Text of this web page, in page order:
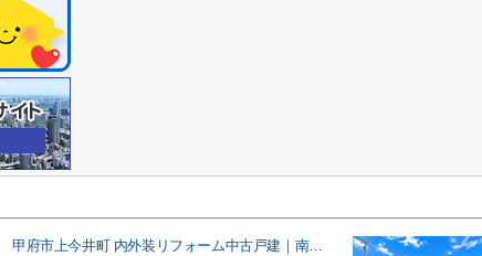
甲府市上今井町 内外装リフォーム中古戸建｜南道路・敷地約106坪・5LDK・LDK22帖・駐車4台の大型ファミリー住宅